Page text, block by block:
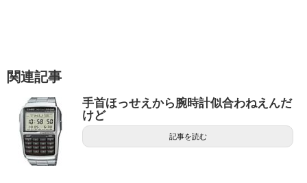
関連記事
手首ほっせえから腕時計似合わねえんだ
けど
記事を読む